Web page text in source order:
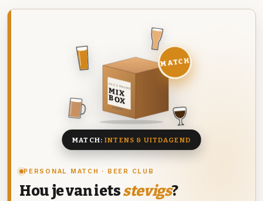
PERSONAL MATCH · BEER CLUB
Hou je van ietsstevigs?
DEZE MAAND
MIX
BOX
8 BIEREN
MATCH
MATCH:INTENS & UITDAGEND